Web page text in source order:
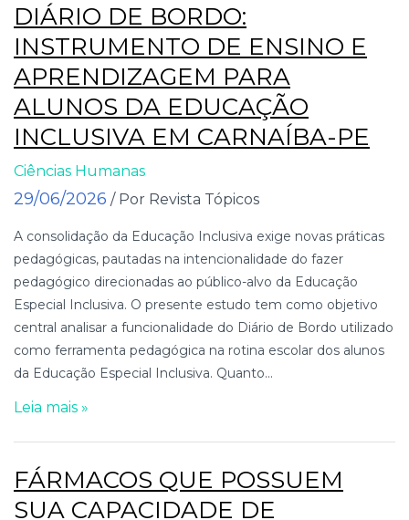
DIÁRIO DE BORDO:
INSTRUMENTO DE ENSINO E
APRENDIZAGEM PARA
ALUNOS DA EDUCAÇÃO
INCLUSIVA EM CARNAÍBA-PE
Ciências Humanas
29/06/2026 / Por Revista Tópicos
A consolidação da Educação Inclusiva exige novas práticas
pedagógicas, pautadas na intencionalidade do fazer
pedagógico direcionadas ao público-alvo da Educação
Especial Inclusiva. O presente estudo tem como objetivo
central analisar a funcionalidade do Diário de Bordo utilizado
como ferramenta pedagógica na rotina escolar dos alunos
da Educação Especial Inclusiva. Quanto...
Leia mais »
FÁRMACOS QUE POSSUEM
SUA CAPACIDADE DE